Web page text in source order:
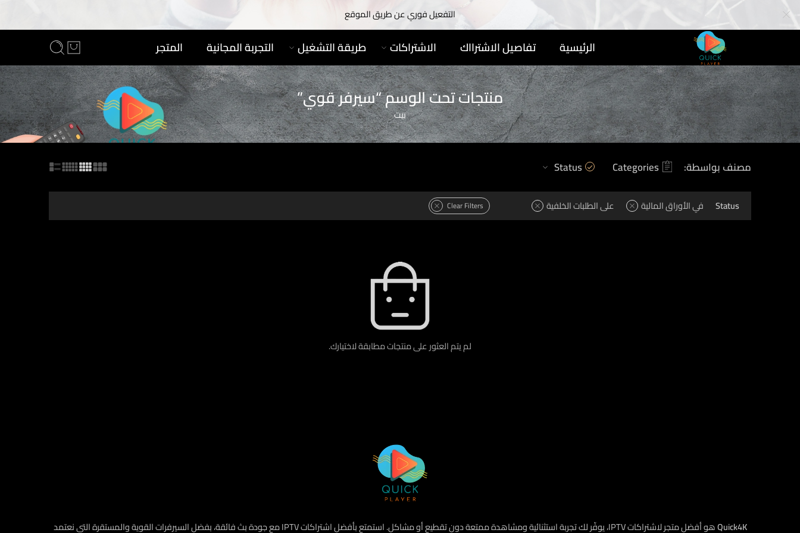
التفعيل فوري عن طريق الموقع
الرئيسية تفاصيل الاشترااك الاشتراكات طريقة التشغيل التجربة المجانية المتجر
منتجات تحت الوسم “سيرفر قوي”
بيت
مصنف بواسطة: Categories
Status
Status في الأوراق المالية على الطلبات الخلفية Clear Filters
لم يتم العثور على منتجات مطابقة لاختيارك.
Quick4K
هو أفضل متجر لاشتراكات IPTV، يوفّر لك تجربة استثنائية ومشاهدة ممتعة دون تقطيع أو مشاكل. استمتع بأفضل اشتراكات IPTV مع جودة بث فائقة، بفضل السيرفرات القوية والمستقرة التي نعتمد